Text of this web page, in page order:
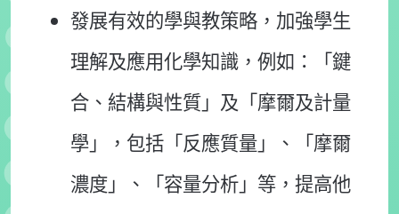
發展有效的學與教策略，加強學生
理解及應用化學知識，例如：「鍵
合、結構與性質」及「摩爾及計量
學」，包括「反應質量」、「摩爾
濃度」、「容量分析」等，提高他